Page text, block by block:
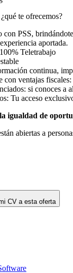
te ofrecemos?
PSS,
aportada.
Teletrabajo
continua,
ventajas
si conoces a
Tu acceso
igualdad de
abiertas a
CV a esta oferta